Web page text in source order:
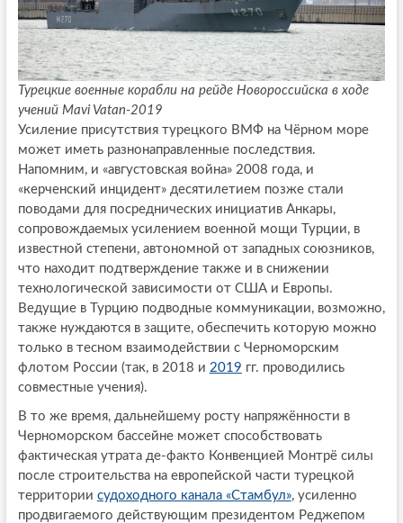
Турецкие военные корабли на рейде Новороссийска в ходе
учений Mavi Vatan-2019
Усиление присутствия турецкого ВМФ на Чёрном море
может иметь разнонаправленные последствия.
Напомним, и «августовская война» 2008 года, и
«керченский инцидент» десятилетием позже стали
поводами для посреднических инициатив Анкары,
сопровождаемых усилением военной мощи Турции, в
известной степени, автономной от западных союзников,
что находит подтверждение также и в снижении
технологической зависимости от США и Европы.
Ведущие в Турцию подводные коммуникации, возможно,
также нуждаются в защите, обеспечить которую можно
только в тесном взаимодействии с Черноморским
флотом России (так, в 2018 и 2019 гг. проводились
совместные учения).
В то же время, дальнейшему росту напряжённости в
Черноморском бассейне может способствовать
фактическая утрата де-факто Конвенцией Монтрё силы
после строительства на европейской части турецкой
территории судоходного канала «Стамбул», усиленно
продвигаемого действующим президентом Реджепом